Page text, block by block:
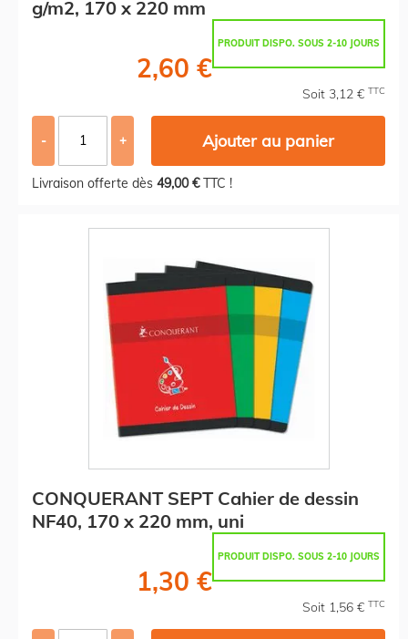
g/m2, 170 x 220 mm
PRODUIT DISPO. SOUS 2-10 JOURS
2,60 €
Soit 3,12 € TTC
- + Ajouter au panier
Livraison offerte dès 49,00 €TTC !
CONQUERANT SEPT Cahier de dessin
NF40, 170 x 220 mm, uni
PRODUIT DISPO. SOUS 2-10 JOURS
1,30 €
Soit 1,56 € TTC